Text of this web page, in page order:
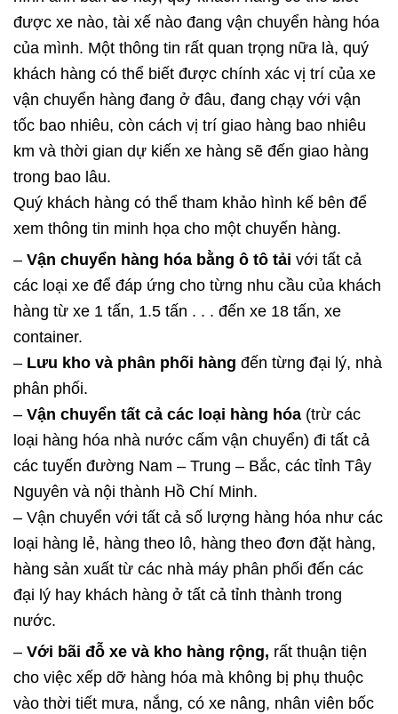
được xe nào, tài xế nào đang vận chuyển hàng hóa
của mình. Một thông tin rất quan trọng nữa là, quý
khách hàng có thể biết được chính xác vị trí của xe
vận chuyển hàng đang ở đâu, đang chạy với vận
tốc bao nhiêu, còn cách vị trí giao hàng bao nhiêu
km và thời gian dự kiến xe hàng sẽ đến giao hàng
trong bao lâu.
Quý khách hàng có thể tham khảo hình kế bên để
xem thông tin minh họa cho một chuyến hàng.
– Vận chuyển hàng hóa bằng ô tô tải với tất cả
các loại xe để đáp ứng cho từng nhu cầu của khách
hàng từ xe 1 tấn, 1.5 tấn . . . đến xe 18 tấn, xe
container.
– Lưu kho và phân phối hàng đến từng đại lý, nhà
phân phối.
– Vận chuyển tất cả các loại hàng hóa (trừ các
loại hàng hóa nhà nước cấm vận chuyển) đi tất cả
các tuyến đường Nam – Trung – Bắc, các tỉnh Tây
Nguyên và nội thành Hồ Chí Minh.
– Vận chuyển với tất cả số lượng hàng hóa như các
loại hàng lẻ, hàng theo lô, hàng theo đơn đặt hàng,
hàng sản xuất từ các nhà máy phân phối đến các
đại lý hay khách hàng ở tất cả tỉnh thành trong
nước.
– Với bãi đỗ xe và kho hàng rộng, rất thuận tiện
cho việc xếp dỡ hàng hóa mà không bị phụ thuộc
vào thời tiết mưa, nắng, có xe nâng, nhân viên bốc